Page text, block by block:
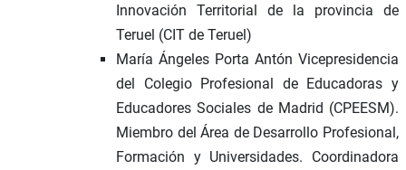
Innovación Territorial de la provincia de
Teruel (CIT de Teruel)
María Ángeles Porta Antón Vicepresidencia
del Colegio Profesional de Educadoras y
Educadores Sociales de Madrid (CPEESM).
Miembro del Área de Desarrollo Profesional,
Formación y Universidades. Coordinadora